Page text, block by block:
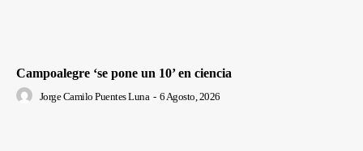
Campoalegre ‘se pone un 10’ en ciencia
Jorge Camilo Puentes Luna - 6 Agosto, 2026